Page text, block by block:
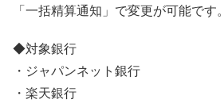
「一括精算通知」で変更が可能です。
◆対象銀行
・ジャパンネット銀行
・楽天銀行